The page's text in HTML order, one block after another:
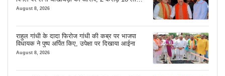
लेने के बाद भी नहीं दिया जमीन का कब्जा
August 8, 2026
राहुल गांधी के दादा फिरोज गांधी की कब्र पर भाजपा
विधायक ने पुष्प अर्पित किए, उपेक्षा पर दिखाया आईना
August 8, 2026